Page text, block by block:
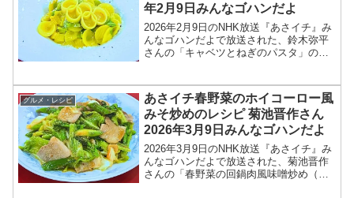
年2月9日みんなゴハンだよ
2026年2月9日のNHK放送『あさイチ』み
んなゴハンだよで放送された、鈴木弥平
さんの「キャベツとねぎのパスタ」のレ
ーナーシェフの鈴木弥平さんが登場！ミ
ラノ・コルティ...
グルメ・レシピ
あさイチ春野菜のホイコーロー風
みそ炒めのレシピ 菊池晋作さん
2026年3月9日みんなゴハンだよ
2026年3月9日のNHK放送『あさイチ』み
んなゴハンだよで放送された、菊池晋作
さんの「春野菜の回鍋肉風味噌炒め（春